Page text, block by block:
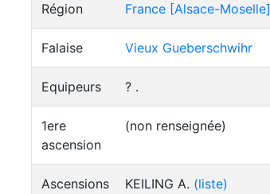
Région France [Alsace-Moselle]
Falaise Vieux Gueberschwihr
Equipeurs ? .
1ere
ascension
(non renseignée)
Ascensions
KEILING A. (liste)